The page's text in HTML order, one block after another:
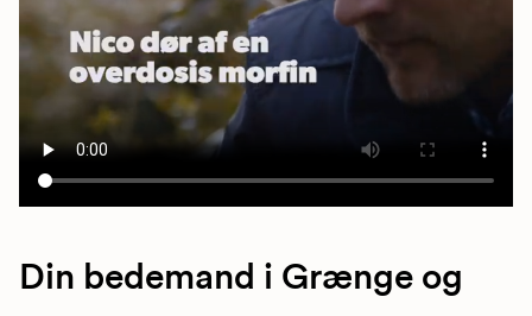
Din bedemand i Grænge og